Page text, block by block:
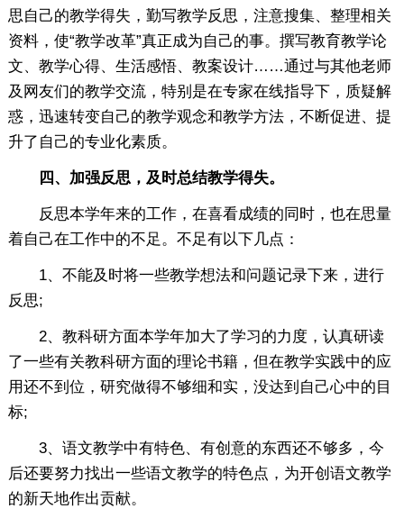
思自己的教学得失，勤写教学反思，注意搜集、整理相关
资料，使“教学改革”真正成为自己的事。撰写教育教学论
文、教学心得、生活感悟、教案设计……通过与其他老师
及网友们的教学交流，特别是在专家在线指导下，质疑解
惑，迅速转变自己的教学观念和教学方法，不断促进、提
升了自己的专业化素质。
四、加强反思，及时总结教学得失。
反思本学年来的工作，在喜看成绩的同时，也在思量
着自己在工作中的不足。不足有以下几点：
1、不能及时将一些教学想法和问题记录下来，进行
反思;
2、教科研方面本学年加大了学习的力度，认真研读
了一些有关教科研方面的理论书籍，但在教学实践中的应
用还不到位，研究做得不够细和实，没达到自己心中的目
标;
3、语文教学中有特色、有创意的东西还不够多，今
后还要努力找出一些语文教学的特色点，为开创语文教学
的新天地作出贡献。